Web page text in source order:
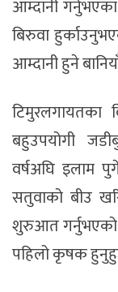
आम्दानी
बिरुवा
आम्दानी हुने
बहुउपयोगी
वर्षअघि इलाम
सतुवाको बीउ
शुरुआत गर्नुभएको
पहिलो कृषक